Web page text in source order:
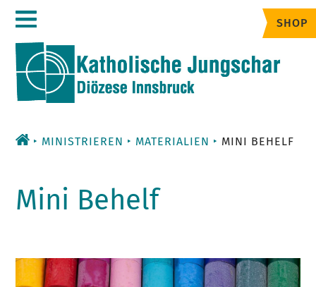
Zum
Inhalt
SHOP
MINISTRIEREN MATERIALIEN MINI BEHELF
Mini Behelf